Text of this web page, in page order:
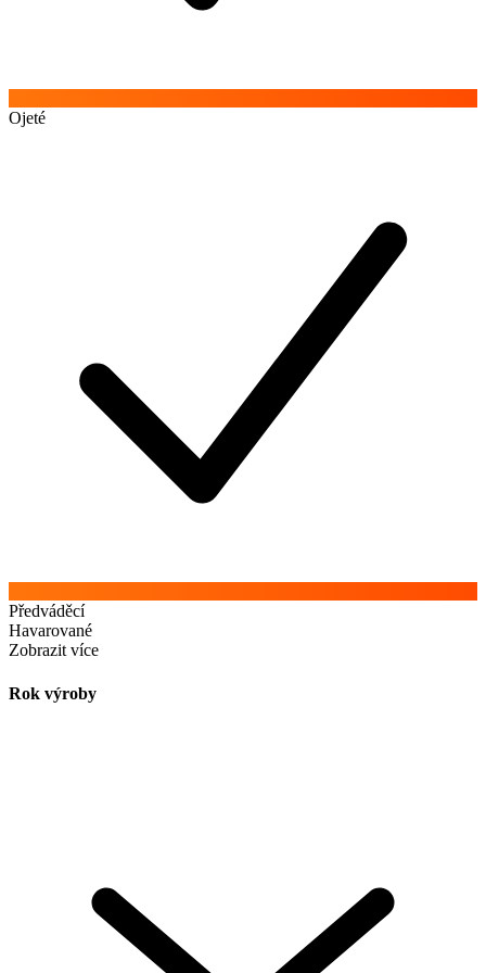
Ojeté
Předváděcí
Havarované
Zobrazit více
Rok výroby